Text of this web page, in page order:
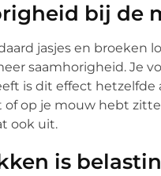
bij de
jasjes en broeken
saamhorigheid. Je
is dit effect hetzelfde
of op je mouw hebt
ook uit.
is